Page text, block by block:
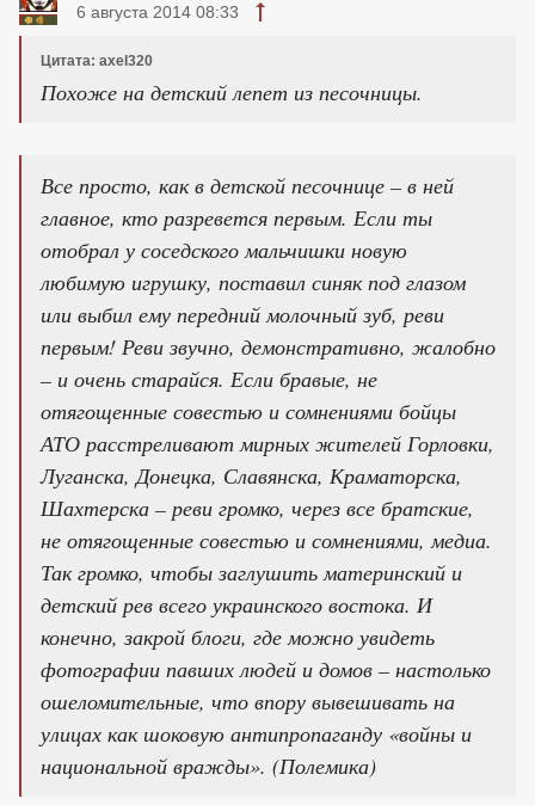
6 августа 2014 08:33
Цитата: axel320
Похоже на детский лепет из песочницы.
Все просто, как в детской песочнице – в ней
главное, кто разревется первым. Если ты
отобрал у соседского мальчишки новую
любимую игрушку, поставил синяк под глазом
или выбил ему передний молочный зуб, реви
первым! Реви звучно, демонстративно, жалобно
– и очень старайся. Если бравые, не
отягощенные совестью и сомнениями бойцы
АТО расстреливают мирных жителей Горловки,
Луганска, Донецка, Славянска, Краматорска,
Шахтерска – реви громко, через все братские,
не отягощенные совестью и сомнениями, медиа.
Так громко, чтобы заглушить материнский и
детский рев всего украинского востока. И
конечно, закрой блоги, где можно увидеть
фотографии павших людей и домов – настолько
ошеломительные, что впору вывешивать на
улицах как шоковую антипропаганду «войны и
национальной вражды». (Полемика)